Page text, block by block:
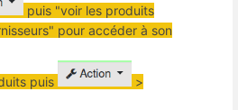
puis "voir les produits
pour accéder à son
puis
>